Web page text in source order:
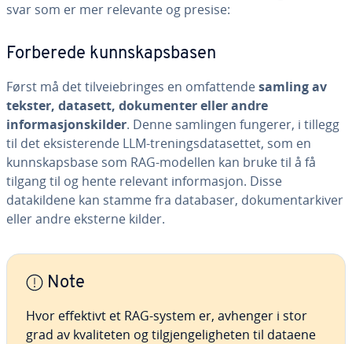
svar som er mer relevante og presise:
Forberede kunnskapsbasen
Først må det tilveiebringes en omfattendesamling av
tekster, datasett, dokumenter eller andre
informasjonskilder. Denne samlingen fungerer, i tillegg
til det eksisterende LLM-treningsdatasettet, som en
kunnskapsbase som RAG-modellen kan bruke til å få
tilgang til og hente relevant informasjon. Disse
datakildene kan stamme fra databaser, dokumentarkiver
eller andre eksterne kilder.
Note
Hvor effektivt et RAG-system er, avhenger i stor
grad av kvaliteten og tilgjengeligheten til dataene